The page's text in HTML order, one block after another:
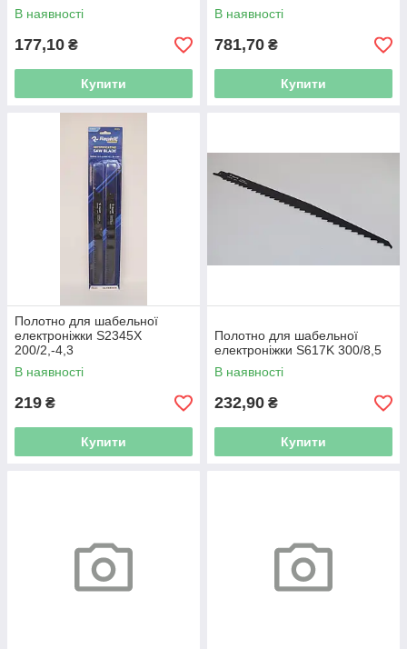
В наявності
177,10 ₴
Купити
В наявності
781,70 ₴
Купити
Полотно для шабельної
електроніжки S2345X
200/2,-4,3
В наявності
219 ₴
Купити
Полотно для шабельної
електроніжки S617K 300/8,5
В наявності
232,90 ₴
Купити